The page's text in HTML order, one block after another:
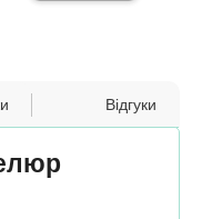
Відгуки